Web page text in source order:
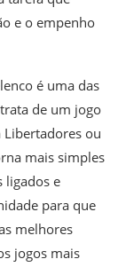
e o empenho
é uma das
de um jogo
Libertadores ou
mais simples
ligados e
para que
melhores
jogos mais